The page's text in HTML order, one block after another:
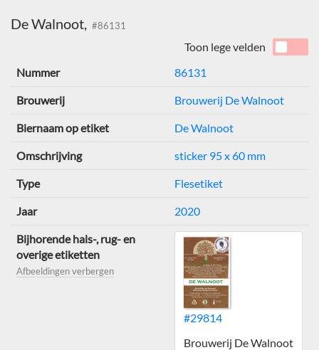
De Walnoot, #86131
Toon lege velden
Nummer
86131
Brouwerij Brouwerij De Walnoot
Biernaam op etiket De Walnoot
Omschrijving sticker 95 x 60 mm
Type Flesetiket
Jaar 2020
Bijhorende hals-, rug- en
overige etiketten
Afbeeldingen verbergen
#29814
Brouwerij De Walnoot